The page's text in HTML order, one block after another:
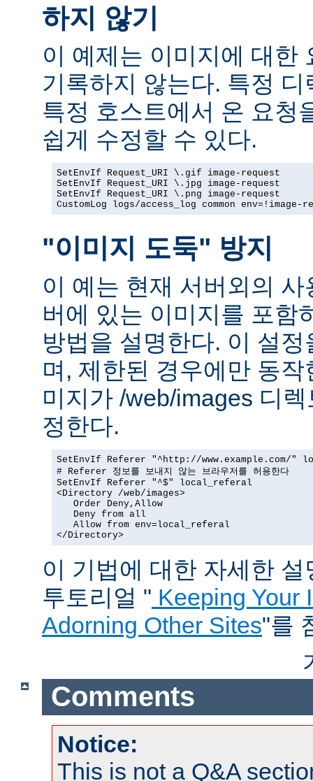
하지 않기
이 예제는 이미지에 대한
기록하지 않는다. 특정
특정 호스트에서 온 요청
쉽게 수정할 수 있다.
SetEnvIf Request_URI \.gif image-request
SetEnvIf Request_URI \.jpg image-request
SetEnvIf Request_URI \.png image-request
CustomLog logs/access_log common env=!image-
"이미지 도둑" 방지
이 예는 현재 서버외의
버에 있는 이미지를 포함
방법을 설명한다. 이 설
며, 제한된 경우에만 동
미지가 /web/images 디
정한다.
SetEnvIf Referer "^http://www.example.com/"
# Referer 정보를 보내지 않는 브라우저를 허용한다
SetEnvIf Referer "^$" local_referal
<Directory /web/images>
   Order Deny,Allow
   Deny from all
   Allow from env=local_referal
</Directory>
이 기법에 대한 자세한
투토리얼 " Keeping Your
Adorning Other Sites"를
Comments
Notice:
This is not a Q&A